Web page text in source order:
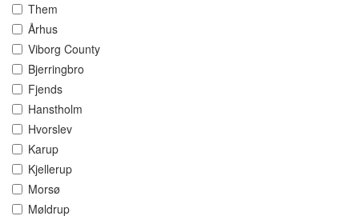
Them
Århus
Viborg County
Bjerringbro
Fjends
Hanstholm
Hvorslev
Karup
Kjellerup
Morsø
Møldrup